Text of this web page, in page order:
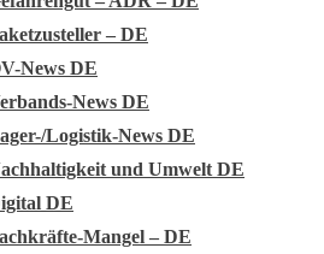
– DE
News DE
News DE
Logistik-News DE
und Umwelt DE
DE
Mangel – DE